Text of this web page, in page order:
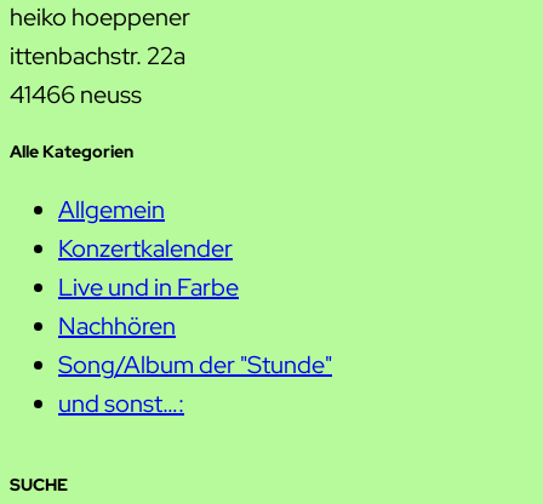
heiko hoeppener
ittenbachstr. 22a
41466 neuss
Alle Kategorien
Allgemein
Konzertkalender
Live und in Farbe
Nachhören
Song/Album der "Stunde"
und sonst…:
SUCHE